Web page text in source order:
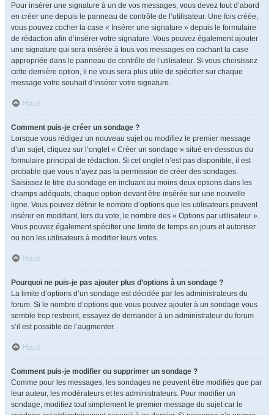
Pour insérer une signature à un de vos messages, vous devez tout d’abord
en créer une depuis le panneau de contrôle de l’utilisateur. Une fois créée,
vous pouvez cocher la case « Insérer une signature » depuis le formulaire
de rédaction afin d’insérer votre signature. Vous pouvez également ajouter
une signature qui sera insérée à tous vos messages en cochant la case
appropriée dans le panneau de contrôle de l’utilisateur. Si vous choisissez
cette dernière option, il ne vous sera plus utile de spécifier sur chaque
message votre souhait d’insérer votre signature.
Haut
Comment puis-je créer un sondage ?
Lorsque vous rédigez un nouveau sujet ou modifiez le premier message
d’un sujet, cliquez sur l’onglet « Créer un sondage » situé en-dessous du
formulaire principal de rédaction. Si cet onglet n’est pas disponible, il est
probable que vous n’ayez pas la permission de créer des sondages.
Saisissez le titre du sondage en incluant au moins deux options dans les
champs adéquats, chaque option devant être insérée sur une nouvelle
ligne. Vous pouvez définir le nombre d’options que les utilisateurs peuvent
insérer en modifiant, lors du vote, le nombre des « Options par utilisateur ».
Vous pouvez également spécifier une limite de temps en jours et autoriser
ou non les utilisateurs à modifier leurs votes.
Haut
Pourquoi ne puis-je pas ajouter plus d’options à un sondage ?
La limite d’options d’un sondage est décidée par les administrateurs du
forum. Si le nombre d’options que vous pouvez ajouter à un sondage vous
semble trop restreint, essayez de demander à un administrateur du forum
s’il est possible de l’augmenter.
Haut
Comment puis-je modifier ou supprimer un sondage ?
Comme pour les messages, les sondages ne peuvent être modifiés que par
leur auteur, les modérateurs et les administrateurs. Pour modifier un
sondage, modifiez tout simplement le premier message du sujet car le